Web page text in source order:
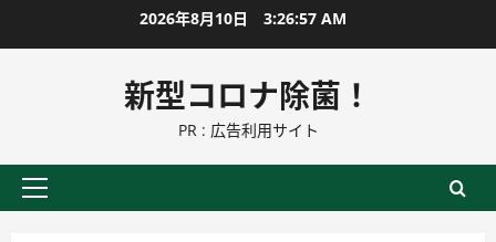
ン
に
2026年8月10日 3:26:58 AM
新型コロナ除菌！
PR : 広告利用サイト
プ